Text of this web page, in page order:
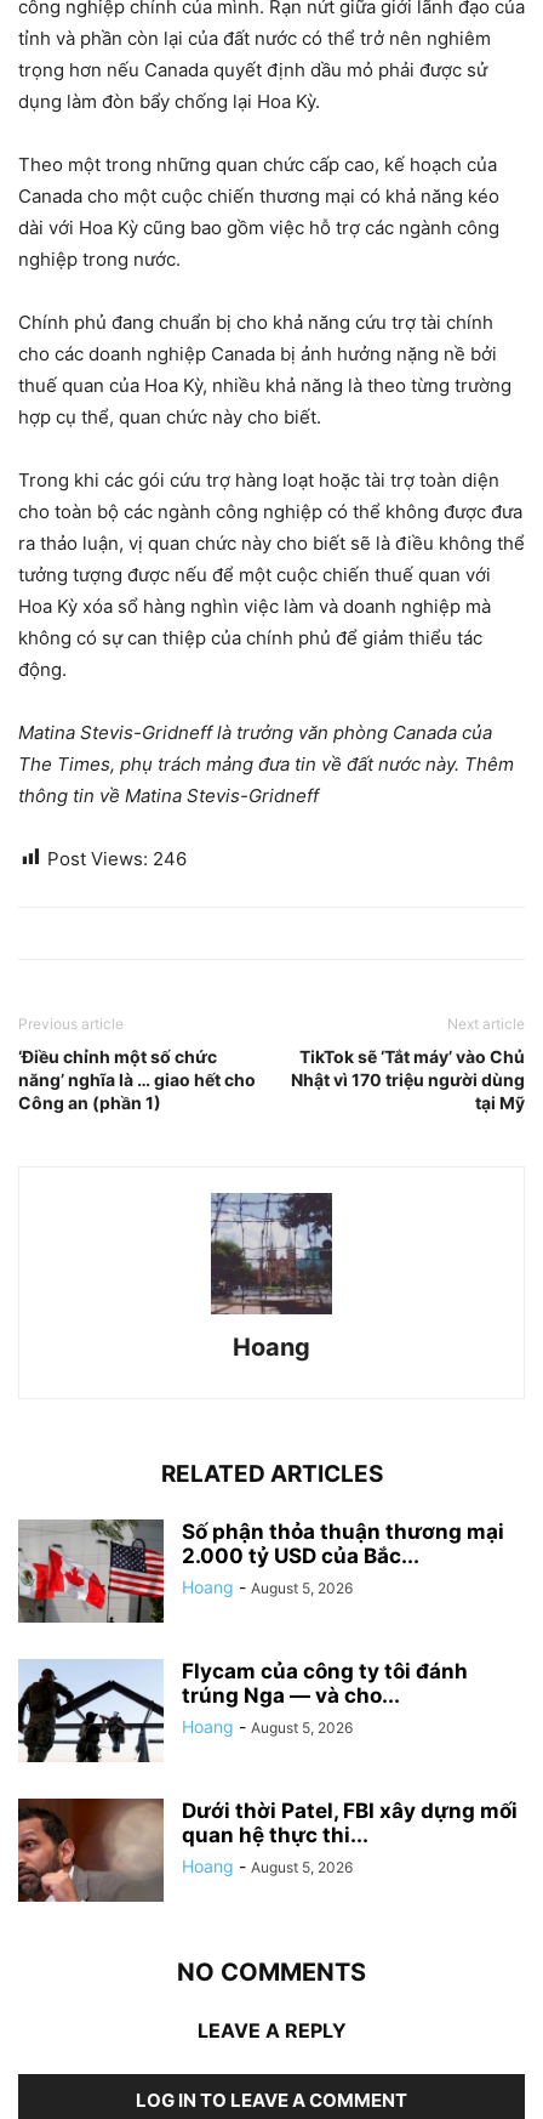
công nghiệp chính của mình. Rạn nứt giữa giới lãnh đạo của
tỉnh và phần còn lại của đất nước có thể trở nên nghiêm
trọng hơn nếu Canada quyết định dầu mỏ phải được sử
dụng làm đòn bẩy chống lại Hoa Kỳ.
Theo một trong những quan chức cấp cao, kế hoạch của
Canada cho một cuộc chiến thương mại có khả năng kéo
dài với Hoa Kỳ cũng bao gồm việc hỗ trợ các ngành công
nghiệp trong nước.
Chính phủ đang chuẩn bị cho khả năng cứu trợ tài chính
cho các doanh nghiệp Canada bị ảnh hưởng nặng nề bởi
thuế quan của Hoa Kỳ, nhiều khả năng là theo từng trường
hợp cụ thể, quan chức này cho biết.
Trong khi các gói cứu trợ hàng loạt hoặc tài trợ toàn diện
cho toàn bộ các ngành công nghiệp có thể không được đưa
ra thảo luận, vị quan chức này cho biết sẽ là điều không thể
tưởng tượng được nếu để một cuộc chiến thuế quan với
Hoa Kỳ xóa sổ hàng nghìn việc làm và doanh nghiệp mà
không có sự can thiệp của chính phủ để giảm thiểu tác
động.
Matina Stevis-Gridneff là trưởng văn phòng Canada của
The Times, phụ trách mảng đưa tin về đất nước này. Thêm
thông tin về Matina Stevis-Gridneff
Post Views: 246
Previous article
‘Điều chỉnh một số chức
năng’ nghĩa là … giao hết cho
Công an (phần 1)
Next article
TikTok sẽ ‘Tắt máy’ vào Chủ
Nhật vì 170 triệu người dùng
tại Mỹ
Hoang
RELATED ARTICLES
Số phận thỏa thuận thương mại
2.000 tỷ USD của Bắc...
Hoang - August 5, 2026
Flycam của công ty tôi đánh
trúng Nga — và cho...
Hoang - August 5, 2026
Dưới thời Patel, FBI xây dựng mối
quan hệ thực thi...
Hoang - August 5, 2026
NO COMMENTS
LEAVE A REPLY
LOG IN TO LEAVE A COMMENT